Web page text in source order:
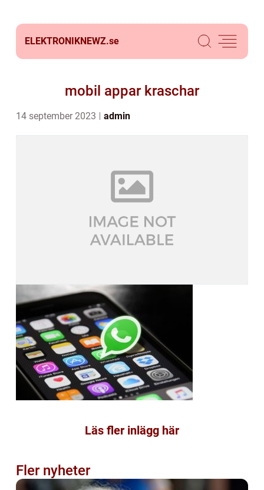
ELEKTRONIKNEWZ.se
mobil appar kraschar
14 september 2023 admin
Läs fler inlägg här
Fler nyheter